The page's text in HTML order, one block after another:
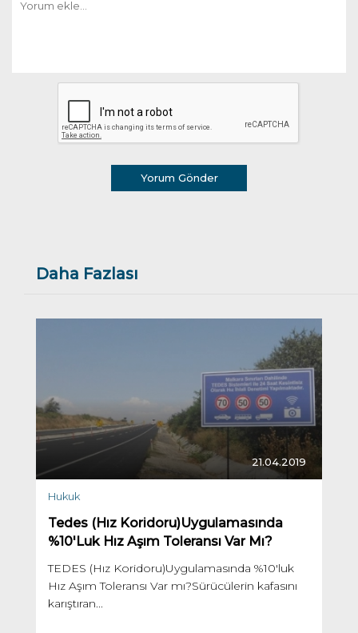
Yorum Gönder
Daha Fazlası
21.04.2019
Hukuk
Tedes (Hız Koridoru)Uygulamasında
%10'Luk Hız Aşım Toleransı Var Mı?
TEDES (Hız Koridoru)Uygulamasında %10'luk
Hız Aşım Toleransı Var mı?Sürücülerin kafasını
karıştıran...